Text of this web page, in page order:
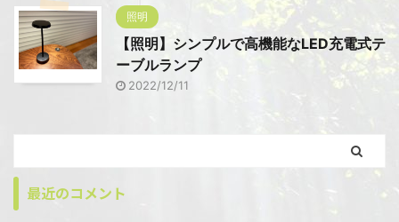
照明
【照明】シンプルで高機能なLED充電式テ
ーブルランプ
2022/12/11
最近のコメント